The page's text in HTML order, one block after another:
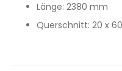
Länge: 2380 mm
Querschnitt: 20 x